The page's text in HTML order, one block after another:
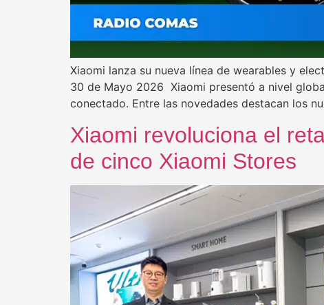
Xiaomi lanza su nueva línea de wearables y
30 de Mayo 2026 Xiaomi presentó a nivel
conectado. Entre las novedades destacan los
Xiaomi revoluciona el
de cinco Xiaomi Stores